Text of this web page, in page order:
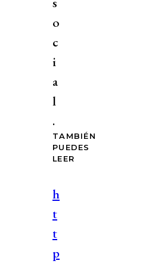
o
c
i
a
l
.
TAMBIÉN
PUEDES
LEER